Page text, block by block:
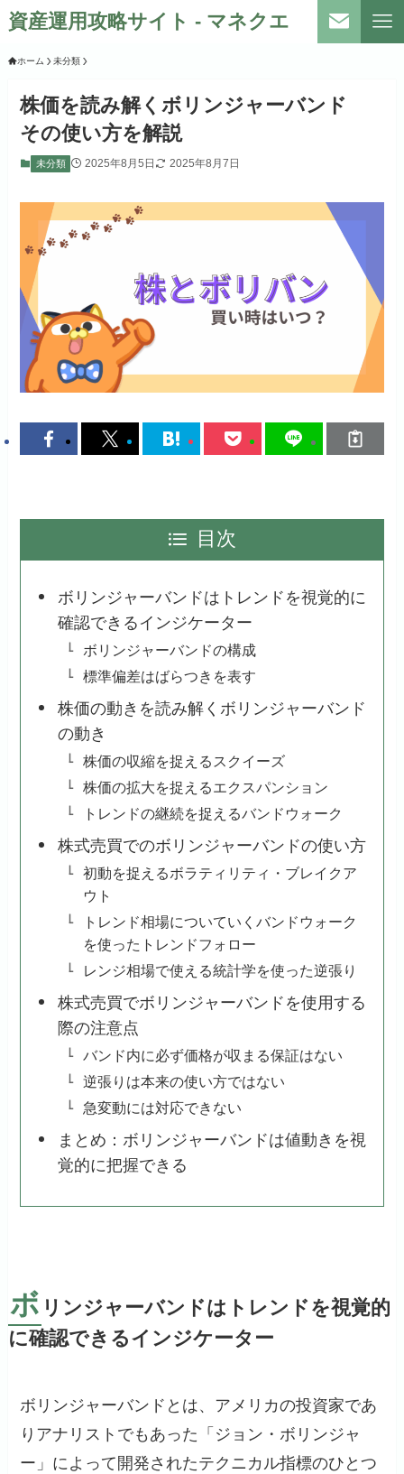
資産運用攻略サイト - マネクエ
ホーム 未分類
株価を読み解くボリンジャーバンド
その使い方を解説
未分類 2025年8月5日 2025年8月7日
目次
ボリンジャーバンドはトレンドを視覚的に
確認できるインジケーター
ボリンジャーバンドの構成
標準偏差はばらつきを表す
株価の動きを読み解くボリンジャーバンド
の動き
株価の収縮を捉えるスクイーズ
株価の拡大を捉えるエクスパンション
トレンドの継続を捉えるバンドウォーク
株式売買でのボリンジャーバンドの使い方
初動を捉えるボラティリティ・ブレイクア
ウト
トレンド相場についていくバンドウォーク
を使ったトレンドフォロー
レンジ相場で使える統計学を使った逆張り
株式売買でボリンジャーバンドを使用する
際の注意点
バンド内に必ず価格が収まる保証はない
逆張りは本来の使い方ではない
急変動には対応できない
まとめ：ボリンジャーバンドは値動きを視
覚的に把握できる
ボ リンジャーバンドはトレンドを視覚的
に確認できるインジケーター
ボリンジャーバンドとは、アメリカの投資家であ
りアナリストでもあった「ジョン・ボリンジャ
ー」によって開発されたテクニカル指標のひとつ